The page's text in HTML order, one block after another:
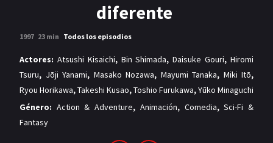
diferente
1997 23 min Todos los episodios
Actores: Atsushi Kisaichi, Bin Shimada,Daisuke Gouri,Hiromi
Tsuru, Jōji Yanami, Masako Nozawa, Mayumi Tanaka, Miki Itō,
Ryou Horikawa,Takeshi Kusao,Toshio Furukawa,Yūko Minaguchi
Género: Action & Adventure, Animación, Comedia,Sci-Fi &
Fantasy